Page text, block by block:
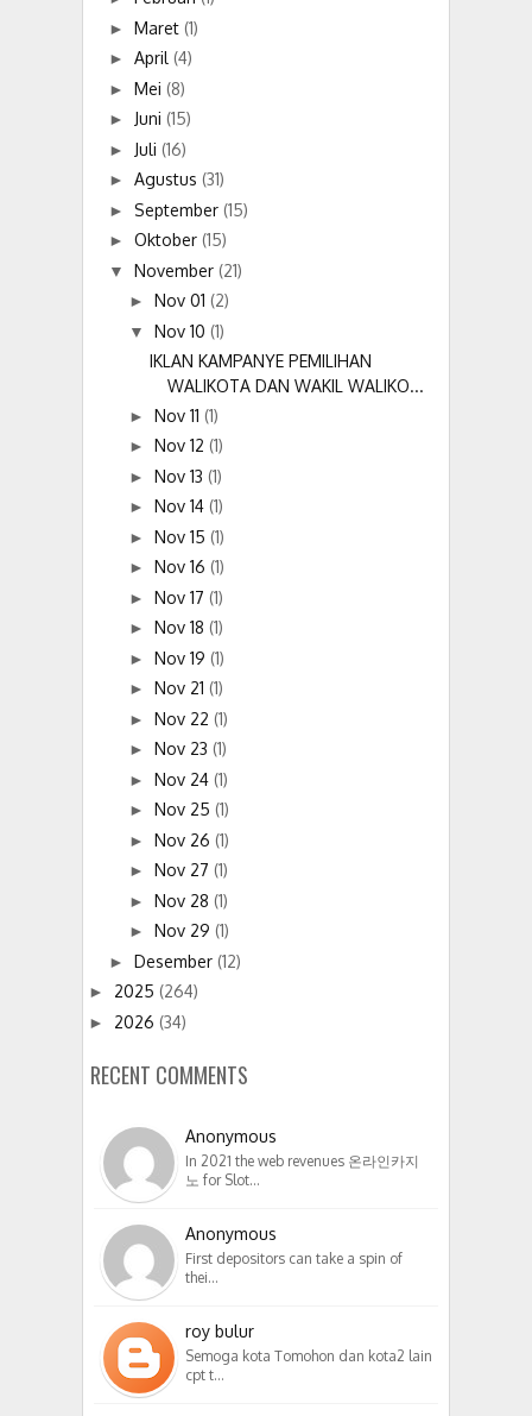
► Maret (1)
► April (4)
► Mei (8)
► Juni (15)
► Juli (16)
► Agustus (31)
► September (15)
► Oktober (15)
▼ November (21)
► Nov 01 (2)
▼ Nov 10 (1)
IKLAN KAMPANYE PEMILIHAN
WALIKOTA DAN WAKIL WALIKO...
► Nov 11 (1)
► Nov 12 (1)
► Nov 13 (1)
► Nov 14 (1)
► Nov 15 (1)
► Nov 16 (1)
► Nov 17 (1)
► Nov 18 (1)
► Nov 19 (1)
► Nov 21 (1)
► Nov 22 (1)
► Nov 23 (1)
► Nov 24 (1)
► Nov 25 (1)
► Nov 26 (1)
► Nov 27 (1)
► Nov 28 (1)
► Nov 29 (1)
► Desember (12)
► 2025 (264)
► 2026 (34)
RECENT COMMENTS
Anonymous
In 2021 the web revenues 온라인카지
노 for Slot…
Anonymous
First depositors can take a spin of
thei…
roy bulur
Semoga kota Tomohon dan kota2 lain
cpt t…